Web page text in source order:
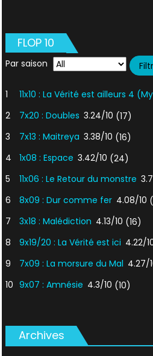
FLOP 10
Par saison
1 11x10 : La Vérité est ailleurs 4
2
7x20 : Doubles 3.24/10 (17)
3
7x13 : Maitreya 3.38/10 (16)
4
1x08 : Espace 3.42/10 (24)
5
11x06 : Le Retour du monstre
6
8x09 : Dur comme fer 4.08/10
7
3x18 : Malédiction 4.13/10 (16)
8
9x19/20 : La Vérité est ici 4.22/
9
7x09 : La morsure du Mal 4.27/
10 9x07 : Amnésie 4.3/10 (10)
Archives